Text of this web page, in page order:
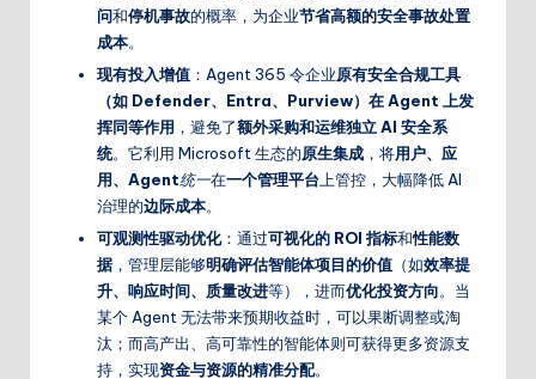
问和停机事故的概率，为企业节省高额的安全事故处置
成本。
现有投入增值 ：Agent 365 令企业原有安全合规工具
（如 Defender、Entra、Purview）在 Agent 上发
挥同等作用 ，避免了额外采购和运维独立 AI 安全系
统。它利用 Microsoft 生态的原生集成 ，将用户、应
用、Agent统一在一个管理平台 上管控，大幅降低 AI
治理的边际成本。
可观测性驱动优化：通过可视化的 ROI 指标和性能数
据 ，管理层能够明确评估智能体项目的价值 （如效率提
升、响应时间、质量改进等），进而优化投资方向。当
某个 Agent 无法带来预期收益时，可以果断调整或淘
汰；而高产出、高可靠性的智能体则可获得更多资源支
持，实现资金与资源的精准分配。